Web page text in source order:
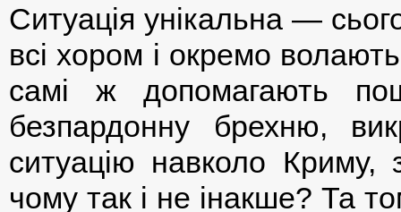
Ситуація унікальна —
всі хором і окремо
самі ж допомагають
безпардонну брехню,
ситуацію навколо
чому так і не інакше? Та